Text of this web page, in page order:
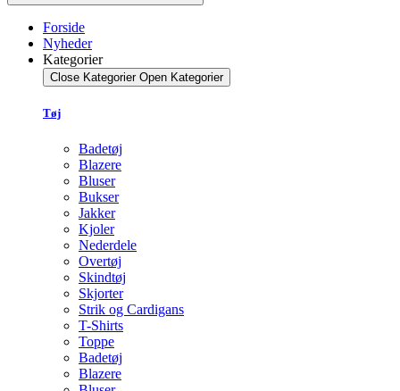
Forside
Nyheder
Kategorier
Close Kategorier Open Kategorier
Tøj
Badetøj
Blazere
Bluser
Bukser
Jakker
Kjoler
Nederdele
Overtøj
Skindtøj
Skjorter
Strik og Cardigans
T-Shirts
Toppe
Badetøj
Blazere